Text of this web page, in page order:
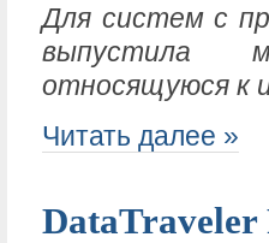
Для систем с
выпустила
относящуюся к
Читать далее »
DataTraveler